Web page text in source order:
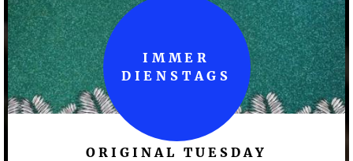
ORIGINAL TUESDAY
IMMER
DIENSTAGS